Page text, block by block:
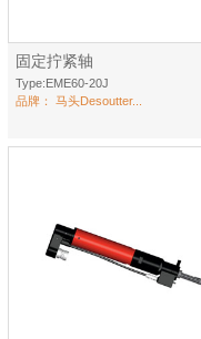
固定拧紧轴
Type:EME60-20J
品牌：马头Desoutter...